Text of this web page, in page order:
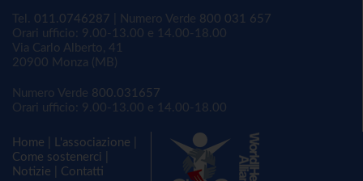
Tel. 011.0746287 | Numero Verde 800 031 657
Orari ufficio: 9.00-13.00 e 14.00-18.00
Via Carlo Alberto, 41
20900 Monza (MB)
Numero Verde 800.031657
Orari ufficio: 9.00-13.00 e 14.00-18.00
Home L'associazione
Come sostenerci
Notizie
Contatti